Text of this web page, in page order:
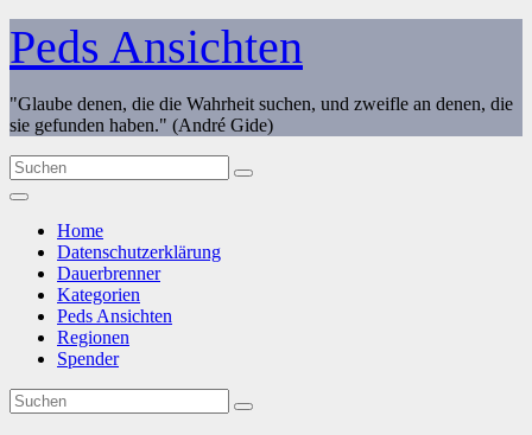
Zum
Inhalt
springen
Peds Ansichten
"Glaube denen, die die Wahrheit suchen, und zweifle an denen, die
sie gefunden haben." (André Gide)
Home
Datenschutzerklärung
Dauerbrenner
Kategorien
Peds Ansichten
Regionen
Spender